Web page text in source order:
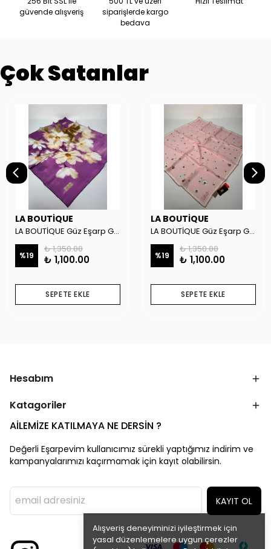
Alışveriş deneyiminizi iyileştirmek için
yasal düzenlemelere uygun çerezler
güvende alışveriş
siparişlerde kargo
bedava
Çok Satanlar
LA BOUTİQUE
LA BOUTİQUE Güz Eşarp GYSE262908
%19
₺ 1,350.00
₺ 1,100.00
SEPETE EKLE
LA BOUTİQUE
LA BOUTİQUE Güz Eşarp GYSE130804
%19
₺ 1,350.00
₺ 1,100.00
SEPETE EKLE
Hesabım
Katagoriler
AİLEMİZE KATILMAYA NE DERSİN ?
Değerli Eşarpevim kullanıcımız sürekli yaptığımız indirim ve
kampanyalarımızı kaçırmamak için kayıt olabilirsin.
KAYIT OL